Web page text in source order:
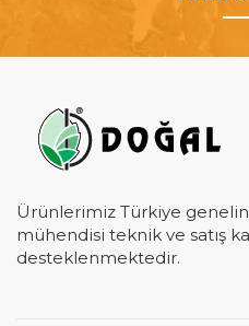
Ürünlerimiz Türkiye
mühendisi teknik ve satış
desteklenmektedir.